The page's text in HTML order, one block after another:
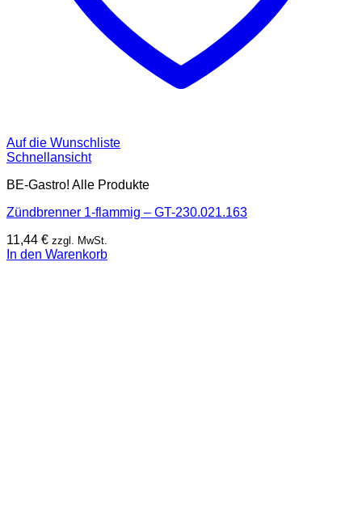
Auf die Wunschliste
Schnellansicht
BE-Gastro! Alle Produkte
Zündbrenner 1-flammig – GT-230.021.163
11,44 € zzgl. MwSt.
In den Warenkorb